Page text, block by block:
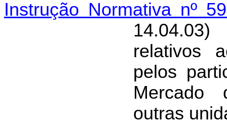
Instrução Normativa nº
relativos
pelos
Mercado
outras